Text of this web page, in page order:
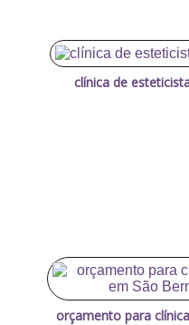
clínica de
orçamento para